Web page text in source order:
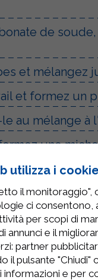
de
et mélangez
et formez un
au mélange à
une
au moins 30
pâtisserie sur
pièces de
de cuisson
pendant
utilizza i cookie
il
ci
per scopi di
annunci e il
partner
il pulsante
informazioni e per